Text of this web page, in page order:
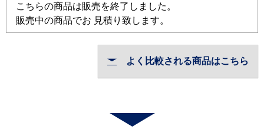
こちらの商品は販売を終了しました。
販売中の商品でお 見積り致します。
よく比較される商品はこちら